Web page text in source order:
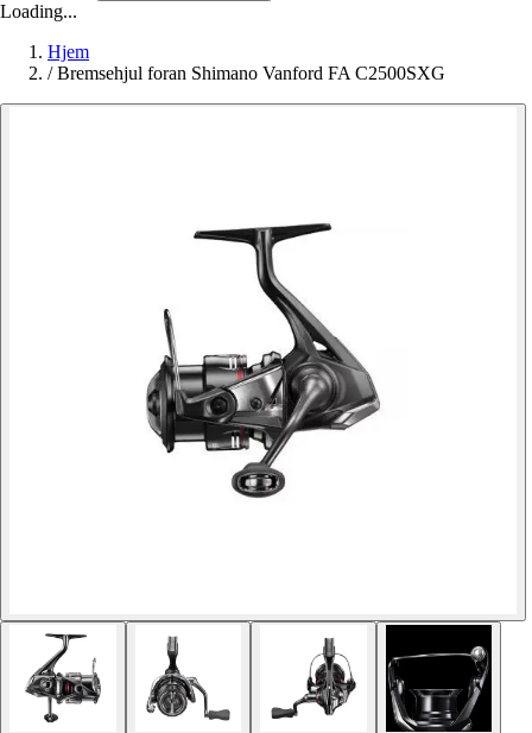
Loading...
Hjem
/ Bremsehjul foran Shimano Vanford FA C2500SXG